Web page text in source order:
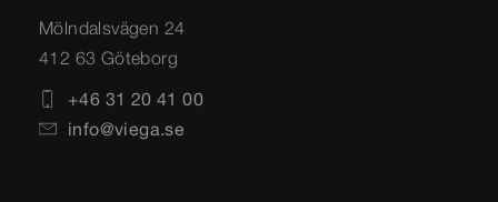
Mölndalsvägen 24
412 63 Göteborg
+46 31 20 41 00
info@viega.se